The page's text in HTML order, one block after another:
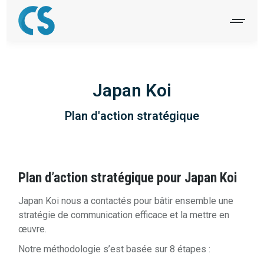
Japan Koi
Plan d'action stratégique
Plan d’action stratégique pour Japan Koi
Japan Koi nous a contactés pour bâtir ensemble une
stratégie de communication efficace et la mettre en
œuvre.
Notre méthodologie s’est basée sur 8 étapes :